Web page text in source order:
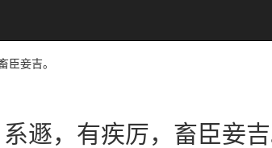
臣妾吉。
遯，有疾厉，畜臣妾吉